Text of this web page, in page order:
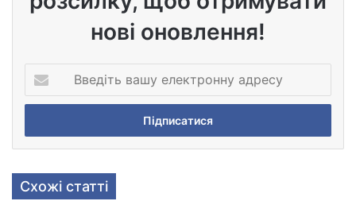
нові оновлення!
е
і
ь
в
Схожі статті